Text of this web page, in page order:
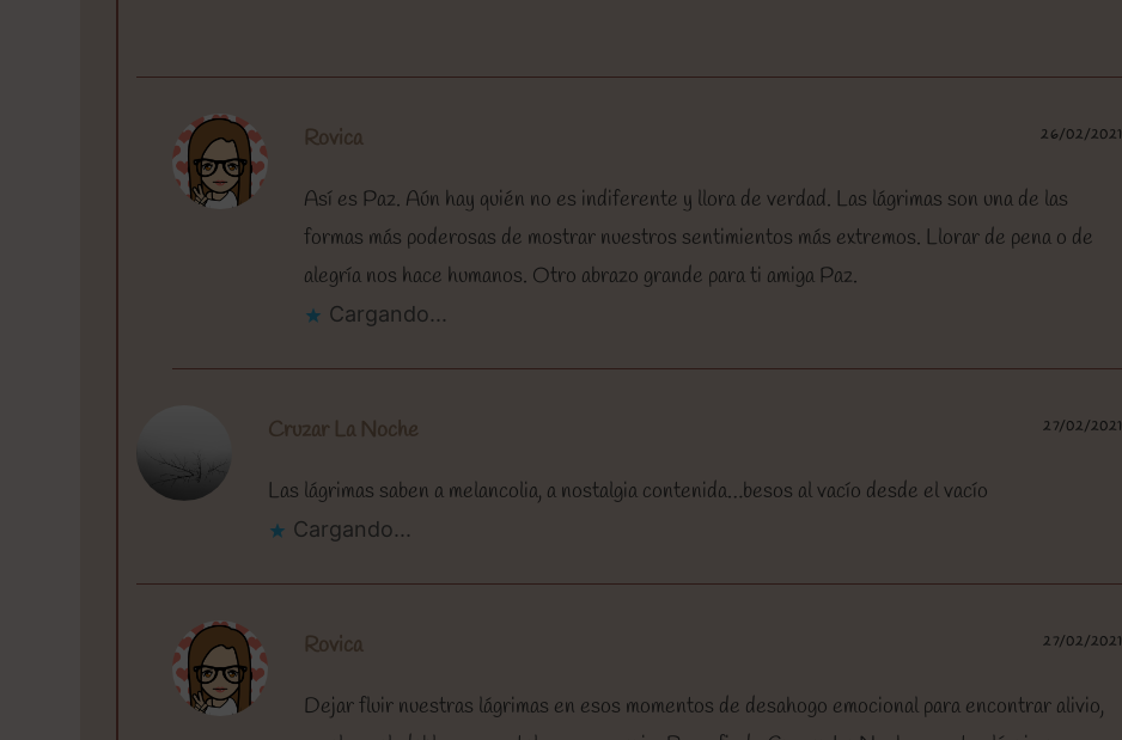
Rovica 26/02/2021
Así es Paz. Aún hay quién no es indiferente y llora de verdad. Las lágrimas son una de las
formas más poderosas de mostrar nuestros sentimientos más extremos. Llorar de pena o de
alegría nos hace humanos. Otro abrazo grande para ti amiga Paz.
Cargando...
Cruzar La Noche 27/02/2021
Las lágrimas saben a melancolia, a nostalgia contenida…besos al vacío desde el vacío
Cargando...
Rovica 27/02/2021
Dejar fluir nuestras lágrimas en esos momentos de desahogo emocional para encontrar alivio,